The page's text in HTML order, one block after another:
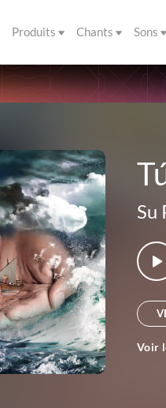
Produits Chants Sons
Su
Voir